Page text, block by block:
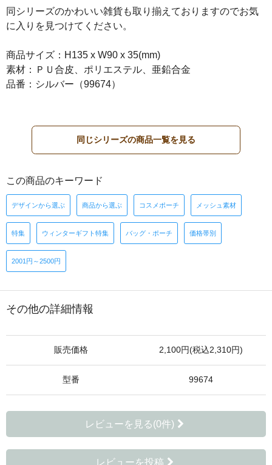
同シリーズのかわいい雑貨も取り揃えておりますのでお気
に入りを見つけてください。
商品サイズ：H135 x W90 x 35(mm)
素材：ＰＵ合皮、ポリエステル、亜鉛合金
品番：シルバー（99674）
同じシリーズの商品一覧を見る
この商品のキーワード
デザインから選ぶ 商品から選ぶ コスメポーチ メッシュ素材
特集 ウィンターギフト特集 バッグ・ポーチ 価格帯別
2001円～2500円
その他の詳細情報
販売価格 2,100円(税込2,310円)
型番 99674
レビューを見る(0件)
レビューを投稿